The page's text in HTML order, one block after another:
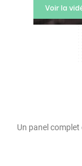
Voir la
Un panel